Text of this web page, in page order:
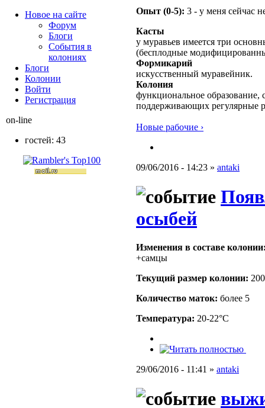
Опыт (0-5): 3 - у меня сейчас
Касты
у муравьев имеется три
(бесплодные
Формикарий
искусственный муравейник.
Колония
функциональное образование,
поддерживающих регулярные
Новые рабочие ›
09/06/2016 - 14:23 » antaki
осыбей
Изменения в составе
+самцы
Текущий размер кoлонии: 200
Количество маток: более 5
Температура: 20-22°C
29/06/2016 - 11:41 » antaki
Новое на сайте
Форум
Блоги
События в
колониях
Блоги
Колонии
Войти
Peгиcтpaция
on-line
гостей: 43